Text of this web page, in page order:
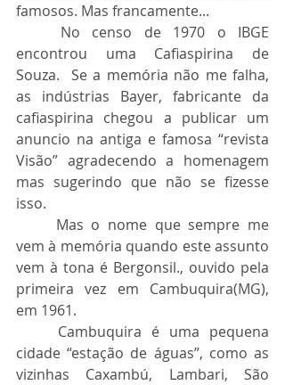
famosos. Mas francamente...
encontrou uma Cafiaspirina de
Souza.  Se a memória não me falha,
as indústrias Bayer, fabricante da
cafiaspirina chegou a publicar um
anuncio na antiga e famosa “revista
Visão” agradecendo a homenagem
mas sugerindo que não se fizesse
isso.
vem à memória quando este assunto
vem à tona é Bergonsil., ouvido pela
primeira vez em Cambuquira(MG),
em 1961.
cidade “estação de águas”, como as
vizinhas Caxambú, Lambari, São